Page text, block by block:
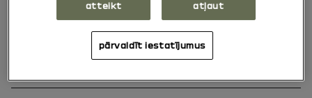
Vispārīga informācija
atteikt atļaut
pārvaldīt iestatījumus